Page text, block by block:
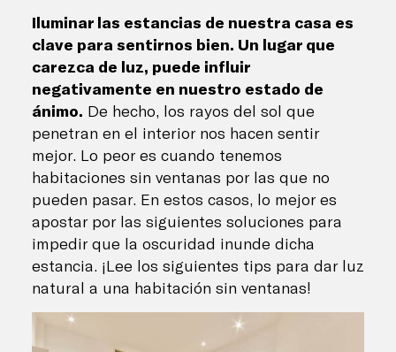
Iluminar las estancias de nuestra casa es
clave para sentirnos bien. Un lugar que
carezca de luz, puede influir
negativamente en nuestro estado de
ánimo. De hecho, los rayos del sol que
penetran en el interior nos hacen sentir
mejor. Lo peor es cuando tenemos
habitaciones sin ventanas por las que no
pueden pasar. En estos casos, lo mejor es
apostar por las siguientes soluciones para
impedir que la oscuridad inunde dicha
estancia. ¡Lee los siguientes tips para dar luz
natural a una habitación sin ventanas!